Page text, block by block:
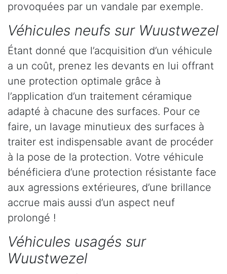
provoquées par un vandale par exemple.
Véhicules neufs sur Wuustwezel
Étant donné que l’acquisition d’un véhicule
a un coût, prenez les devants en lui offrant
une protection optimale grâce à
l’application d’un traitement céramique
adapté à chacune des surfaces. Pour ce
faire, un lavage minutieux des surfaces à
traiter est indispensable avant de procéder
à la pose de la protection. Votre véhicule
bénéficiera d’une protection résistante face
aux agressions extérieures, d’une brillance
accrue mais aussi d’un aspect neuf
prolongé !
Véhicules usagés sur
Wuustwezel